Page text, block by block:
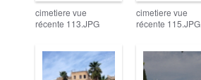
cimetiere vue
récente 113.JPG
cimetiere vue
récente 115.JPG